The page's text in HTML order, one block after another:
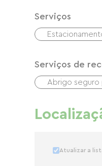
Serviços
Serviços de
Abrigo seguro
Atualizar a